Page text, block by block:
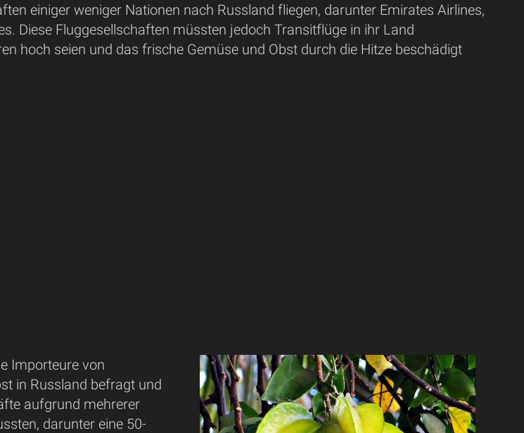
einiger weniger Nationen nach Russland fliegen, darunter Emirates Airlines,
Diese Fluggesellschaften müssten jedoch Transitflüge in ihr Land
hoch seien und das frische Gemüse und Obst durch die Hitze beschädigt
Importeure von
in Russland befragt und
aufgrund mehrerer
darunter eine 50-